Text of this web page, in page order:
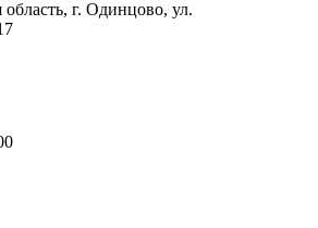
г. Одинцово, ул.